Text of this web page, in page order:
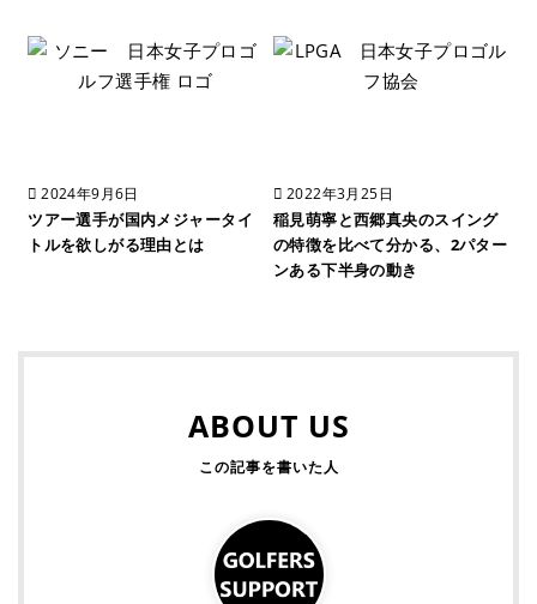
2024年9月6日
ツアー選手が国内メジャータイ
トルを欲しがる理由とは
2022年3月25日
稲見萌寧と西郷真央のスイング
の特徴を比べて分かる、2パター
ンある下半身の動き
ABOUT US